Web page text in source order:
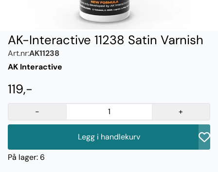
AK-Interactive 11238 Satin Varnish
Art.nr:AK11238
AK Interactive
119,-
- +
Legg i handlekurv
På lager: 6